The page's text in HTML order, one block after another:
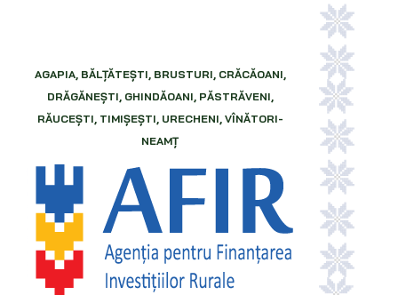
AGAPIA, BĂLŢĂTEŞTI, BRUSTURI, CRĂCĂOANI,
DRĂGĂNEŞTI, GHINDĂOANI, PĂSTRĂVENI,
RĂUCEŞTI, TIMIŞEŞTI, URECHENI, VÎNĂTORI-
NEAMŢ